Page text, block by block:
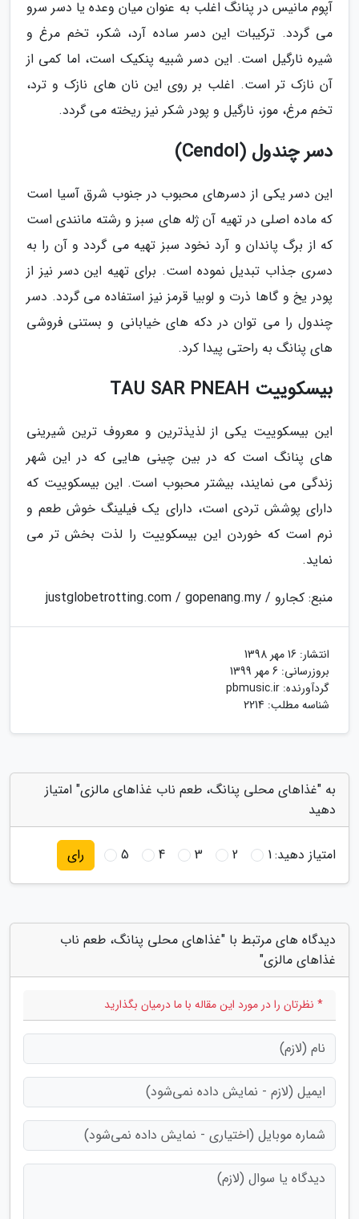
آپوم مانیس در پنانگ اغلب به عنوان میان وعده یا دسر سرو
می گردد. ترکیبات این دسر ساده آرد، شکر، تخم مرغ و
شیره نارگیل است. این دسر شبیه پنکیک است، اما کمی از
آن نازک تر است. اغلب بر روی این نان های نازک و ترد،
تخم مرغ، موز، نارگیل و پودر شکر نیز ریخته می گردد.
دسر چندول (Cendol)
این دسر یکی از دسرهای محبوب در جنوب شرق آسیا است
که ماده اصلی در تهیه آن ژله های سبز و رشته مانندی است
که از برگ پاندان و آرد نخود سبز تهیه می گردد و آن را به
دسری جذاب تبدیل نموده است. برای تهیه این دسر نیز از
پودر یخ و گاها ذرت و لوبیا قرمز نیز استفاده می گردد. دسر
چندول را می توان در دکه های خیابانی و بستنی فروشی
های پنانگ به راحتی پیدا کرد.
بیسکوییت TAU SAR PNEAH
این بیسکوییت یکی از لذیذترین و معروف ترین شیرینی
های پنانگ است که در بین چینی هایی که در این شهر
زندگی می نمایند، بیشتر محبوب است. این بیسکوییت که
دارای پوشش تردی است، دارای یک فیلینگ خوش طعم و
نرم است که خوردن این بیسکوییت را لذت بخش تر می
نماید.
منبع: کجارو / justglobetrotting.com / gopenang.my
انتشار: 16 مهر 1398
بروزرسانی: 6 مهر 1399
گردآورنده: pbmusic.ir
شناسه مطلب: 2214
به "غذاهای محلی پنانگ، طعم ناب غذاهای مالزی" امتیاز
دهید
امتیاز دهید:1
2
3
4
5 رای
دیدگاه های مرتبط با "غذاهای محلی پنانگ، طعم ناب
غذاهای مالزی"
* نظرتان را در مورد این مقاله با ما درمیان بگذارید